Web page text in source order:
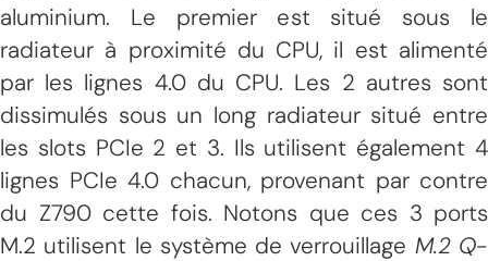
aluminium. Le premier est situé sous le
radiateur à proximité du CPU, il est alimenté
par les lignes 4.0 du CPU. Les 2 autres sont
dissimulés sous un long radiateur situé entre
les slots PCIe 2 et 3. Ils utilisent également 4
lignes PCIe 4.0 chacun, provenant par contre
du Z790 cette fois. Notons que ces 3 ports
M.2 utilisent le système de verrouillage M.2 Q-